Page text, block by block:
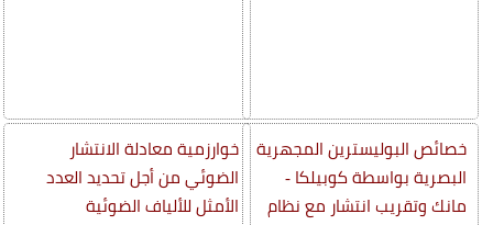
خصائص البوليسترين المجهرية
البصرية بواسطة كوبيلكا -
مانك وتقريب انتشار مع نظام
خوارزمية معادلة الانتشار
الضوئي من أجل تحديد العدد
الأمثل للألياف الضوئية